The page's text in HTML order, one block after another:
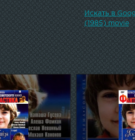
Natalya
Andrey
Lysykh
Pavlovna
Yulya's
Elektron
Tsyplakova
Alisa's Aunt
Perova as
Mikhail
Polosukhina
Kharitonov as
Daskovskaya
Искать в
(1985) movie